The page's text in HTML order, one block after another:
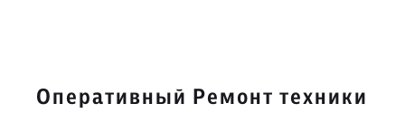
Оперативный Ремонт техники